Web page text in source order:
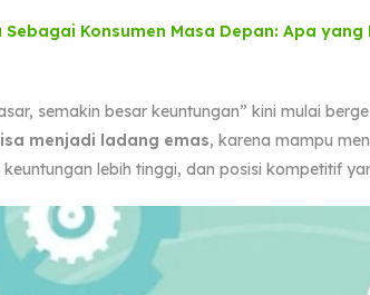
Sebagai Konsumen Masa Depan: Apa
semakin besar keuntungan” kini mulai
menjadi ladang emas, karena mampu
lebih tinggi, dan posisi kompetitif